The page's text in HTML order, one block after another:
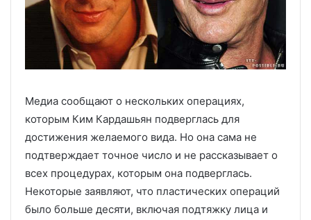
Медиа сообщают о нескольких операциях,
которым Ким Кардашьян подверглась для
достижения желаемого вида. Но она сама не
подтверждает точное число и не рассказывает о
всех процедурах, которым она подверглась.
Некоторые заявляют, что пластических операций
было больше десяти, включая подтяжку лица и